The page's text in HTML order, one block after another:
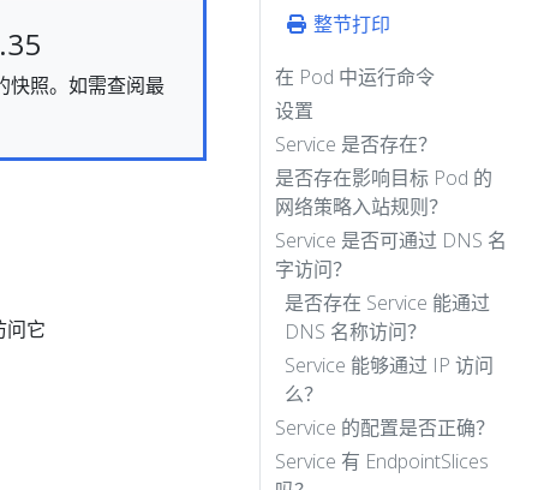
整节打印
在 Pod 中运行命令
设置
Service 是否存在？
是否存在影响目标 Pod 的
网络策略入站规则？
Service 是否可通过 DNS 名
字访问？
是否存在 Service 能通过
DNS 名称访问？
Service 能够通过 IP 访问
么？
Service 的配置是否正确？
Service 有 EndpointSlices
快照。如需查阅最
问它